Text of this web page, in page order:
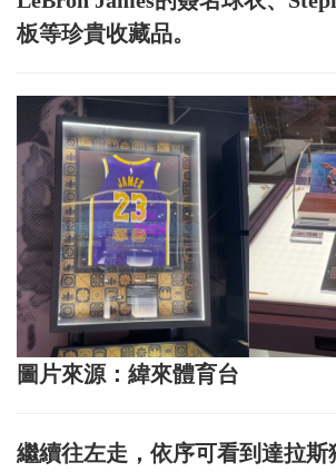
板等珍貴收藏品。
圖片來源：緯來體育台
繼續往左走，依序可看到達拉斯